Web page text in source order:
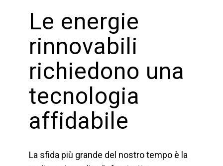
Le energie
rinnovabili
richiedono una
tecnologia
affidabile
La sfida più grande del nostro tempo è la